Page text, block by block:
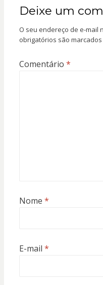
Deixe um
O seu endereço de e-mail
obrigatórios são marcados
Comentário *
Nome *
E-mail *